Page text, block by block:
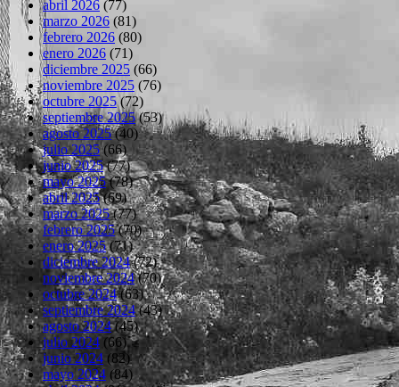
abril 2026 (77)
marzo 2026 (81)
febrero 2026 (80)
enero 2026 (71)
diciembre 2025 (66)
noviembre 2025 (76)
octubre 2025(72)
septiembre 2025(53)
agosto 2025(40)
julio 2025(66)
junio 2025(77)
mayo 2025(78)
abril 2025(69)
marzo 2025(77)
febrero 2025(70)
enero 2025(71)
diciembre 2024(72)
noviembre 2024(70)
octubre 2024(63)
septiembre 2024(43)
agosto 2024(45)
julio 2024(66)
junio 2024 (82)
mayo 2024 (84)